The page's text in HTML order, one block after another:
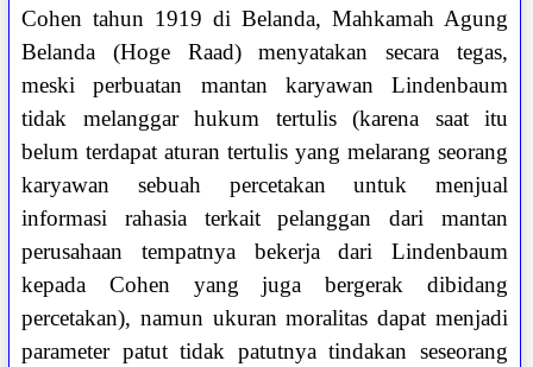
Cohen tahun 1919 di Belanda, Mahkamah Agung
Belanda (Hoge Raad) menyatakan secara tegas,
meski perbuatan mantan karyawan Lindenbaum
tidak melanggar hukum tertulis (karena saat itu
belum terdapat aturan tertulis yang melarang seorang
karyawan sebuah percetakan untuk menjual
informasi rahasia terkait pelanggan dari mantan
perusahaan tempatnya bekerja dari Lindenbaum
kepada Cohen yang juga bergerak dibidang
percetakan), namun ukuran moralitas dapat menjadi
parameter patut tidak patutnya tindakan seseorang